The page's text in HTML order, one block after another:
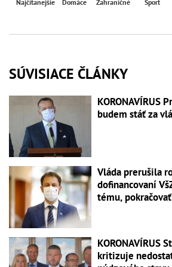
Najčítanejšie Domáce Zahraničné Šport
SÚVISIACE ČLÁNKY
KORONAVÍRUS
budem stáť za
Vláda prerušila
dofinancovaní
tému,
KORONAVÍRUS
kritizuje